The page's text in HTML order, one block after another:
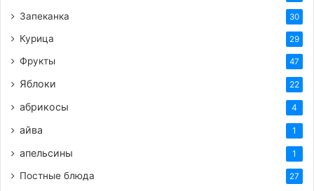
Запеканка 30
Курица 29
Фрукты 47
Яблоки 22
абрикосы 4
айва 1
апельсины 1
Постные блюда 27